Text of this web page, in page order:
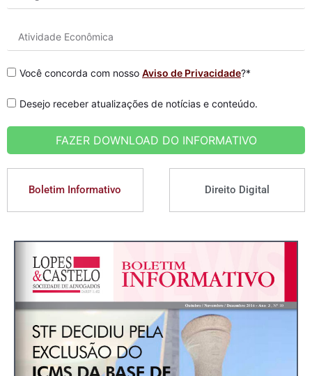
Você concorda com nosso Aviso de Privacidade?*
Desejo receber atualizações de notícias e conteúdo.
FAZER DOWNLOAD DO INFORMATIVO
Boletim Informativo Direito Digital